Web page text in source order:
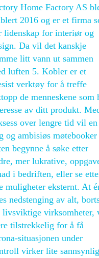
Home Factory AS
2016 og er et firma
lidenskap for interiør og
Da vil det kanskje
litt vann ut sammen
luften 5. Kobler er et
verktøy for å treffe
de menneskene som
av ditt produkt.
over lengre tid vil en
og ambisiøs møtebooker
begynne å søke etter
mer lukrative,
i bedriften, eller se
muligheter eksternt. At
nedstenging av alt,
livsviktige virksomheter,
tilstrekkelig for å få
situasjonen under
virker lite